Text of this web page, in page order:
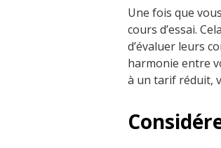
Une fois que
cours d’essai.
d’évaluer leurs
harmonie entre
à un tarif réduit,